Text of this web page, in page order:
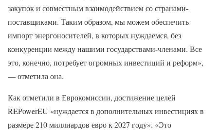
закупок и совместным взаимодействием со странами-
поставщиками. Таким образом, мы можем обеспечить
импорт энергоносителей, в которых нуждаемся, без
конкуренции между нашими государствами-членами. Все
это, конечно, потребует огромных инвестиций и реформ»,
— отметила она.
Как отметили в Еврокомиссии, достижение целей
REPowerEU «нуждается в дополнительных инвестициях в
размере 210 миллиардов евро к 2027 году». «Это